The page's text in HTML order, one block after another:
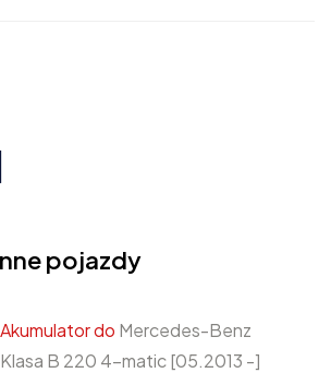
pojazdy
Akumulator do Mercedes-Benz
Klasa B 220 4-matic [05.2013 -]